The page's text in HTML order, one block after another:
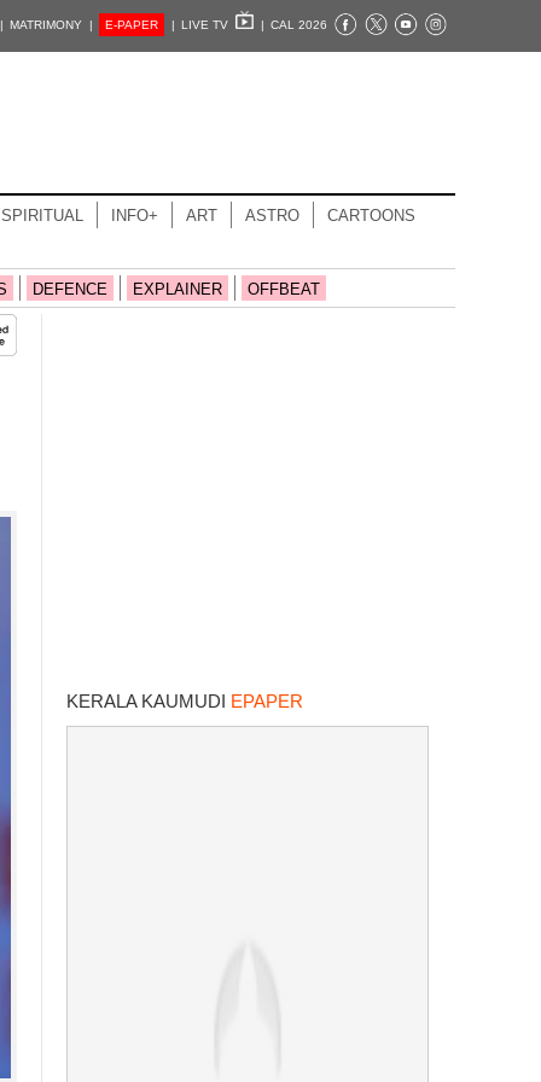
MATRIMONY | E-PAPER | LIVE TV | CAL 2026
SPIRITUAL INFO+ ART ASTRO CARTOONS
DEFENCE EXPLAINER OFFBEAT
KERALA KAUMUDI EPAPER